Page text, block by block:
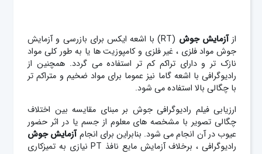
ازآزمایش جوش
(RT) با اشعه ایکس برای بازرسی و آزمایش
جوش مواد فلزی ، غیر فلزی و کامپوزیت‌ ها یا به طور کلی مواد
نازک تر و دارای تراکم کم تر استفاده می گردد. همچنین از
رادیوگرافی با اشعه گاما نیز عموما برای مواد ضخیم و متراکم تر
با چگالی بالا استفاده می ‌شود.
ارزیابی فیلم رادیوگرافی جوش بر مبنای مقایسه بین اختلاف
چگالی تصویر با مشخصه های معلوم از جسم یا در اثر حضور
عیوب در آن انجام می شود. بنابراین برای انجامآزمایش جوش
رادیوگرافی ، برخلاف آزمایش مایع نافذ PT نیازی به تمیزکاری